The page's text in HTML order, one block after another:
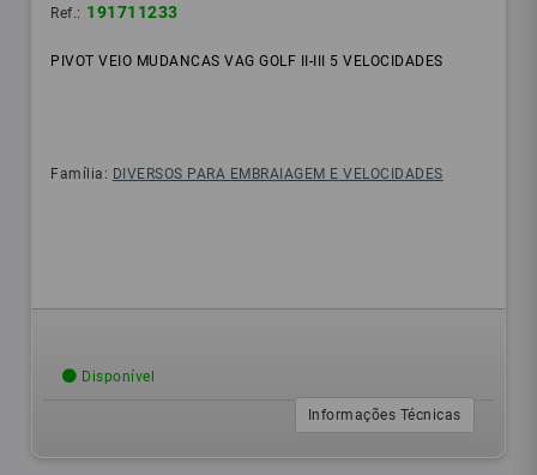
Ref.: 191711233
PIVOT VEIO MUDANCAS VAG GOLF II-III 5 VELOCIDADES
Família: DIVERSOS PARA EMBRAIAGEM E VELOCIDADES
Disponível
Informações Técnicas